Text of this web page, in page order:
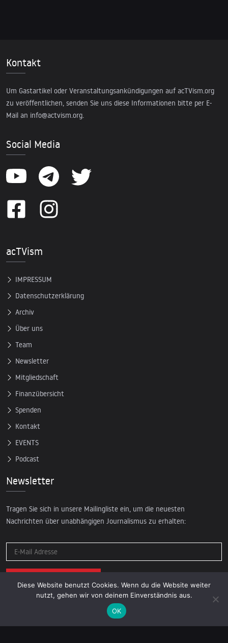
Kontakt
Um Gastartikel oder Veranstaltungsankündigungen auf acTVism.org
zu veröffentlichen, senden Sie uns diese Informationen bitte per E-
Mail an info@actvism.org.
Social Media
acTVism
IMPRESSUM
Datenschutzerklärung
Archiv
Über uns
Team
Newsletter
Mitgliedschaft
Finanzübersicht
Spenden
Kontakt
EVENTS
Podcast
Newsletter
Tragen Sie sich in unsere Mailingliste ein, um die neuesten
Nachrichten über unabhängigen Journalismus zu erhalten:
© 2026 AcTVism Munich e.V. | All rights reserved.
Diese Website benutzt Cookies. Wenn du die Website weiter
nutzt, gehen wir von deinem Einverständnis aus.
OK